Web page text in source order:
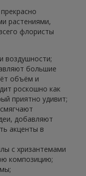
растениями,
флористы
воздушности;
большие
объём и
роскошно как
приятно удивит;
добавляют
акценты в
с хризантемами
композицию;